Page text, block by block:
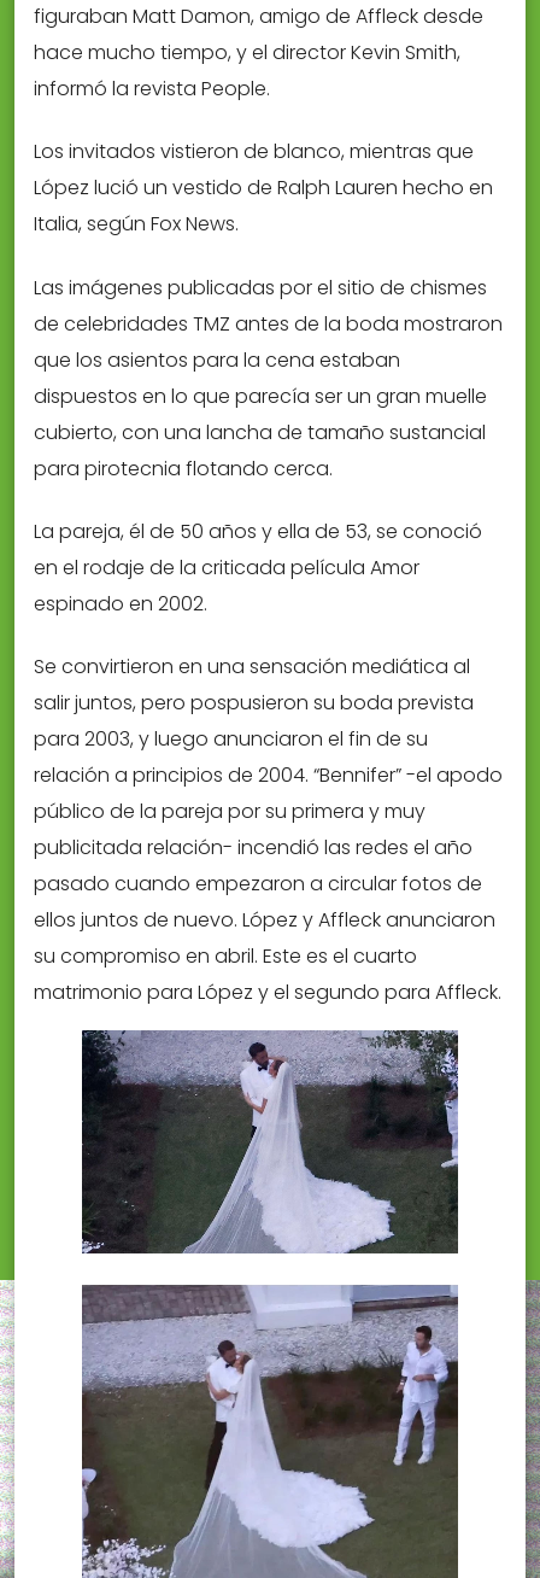
figuraban Matt Damon, amigo de Affleck desde
hace mucho tiempo, y el director Kevin Smith,
informó la revista People.
Los invitados vistieron de blanco, mientras que
López lució un vestido de Ralph Lauren hecho en
Italia, según Fox News.
Las imágenes publicadas por el sitio de chismes
de celebridades TMZ antes de la boda mostraron
que los asientos para la cena estaban
dispuestos en lo que parecía ser un gran muelle
cubierto, con una lancha de tamaño sustancial
para pirotecnia flotando cerca.
La pareja, él de 50 años y ella de 53, se conoció
en el rodaje de la criticada película Amor
espinado en 2002.
Se convirtieron en una sensación mediática al
salir juntos, pero pospusieron su boda prevista
para 2003, y luego anunciaron el fin de su
relación a principios de 2004. “Bennifer” -el apodo
público de la pareja por su primera y muy
publicitada relación- incendió las redes el año
pasado cuando empezaron a circular fotos de
ellos juntos de nuevo. López y Affleck anunciaron
su compromiso en abril. Este es el cuarto
matrimonio para López y el segundo para Affleck.